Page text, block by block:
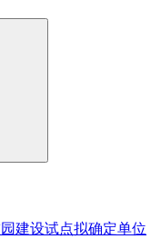
建设试点拟确定单位